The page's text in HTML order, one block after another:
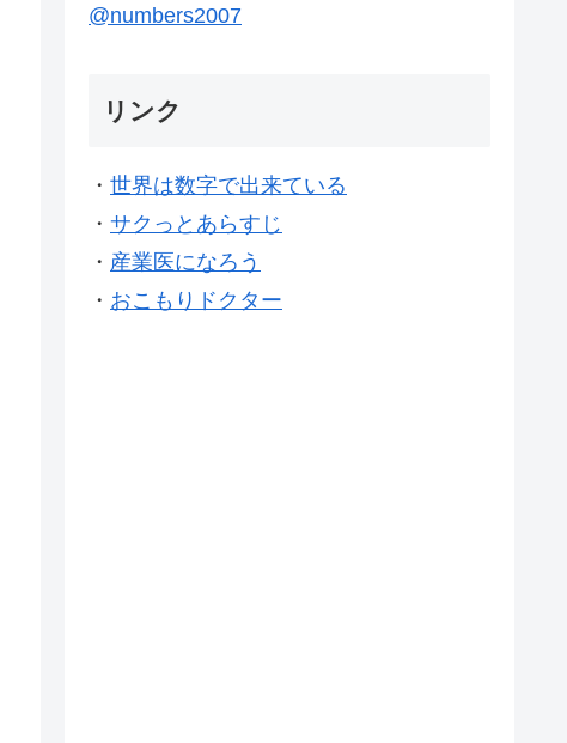
@numbers2007
リンク
・ 世界は数字で出来ている
・ サクっとあらすじ
・ 産業医になろう
・ おこもりドクター